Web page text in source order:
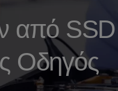
από SSD
Οδηγός